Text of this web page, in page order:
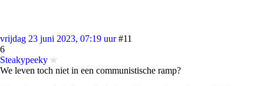
vrijdag 23 juni 2023, 07:19 uur #11
6
Steakypeeky
We leven toch niet in een communistische ramp?